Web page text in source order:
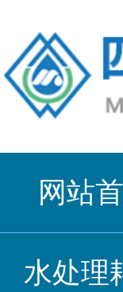
网站
水处理